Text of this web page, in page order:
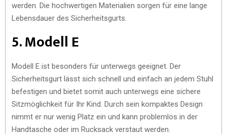
werden. Die hochwertigen Materialien sorgen für eine lange
Lebensdauer des Sicherheitsgurts.
5. Modell E
Modell E ist besonders für unterwegs geeignet. Der
Sicherheitsgurt lässt sich schnell und einfach an jedem Stuhl
befestigen und bietet somit auch unterwegs eine sichere
Sitzmöglichkeit für Ihr Kind. Durch sein kompaktes Design
nimmt er nur wenig Platz ein und kann problemlos in der
Handtasche oder im Rucksack verstaut werden.